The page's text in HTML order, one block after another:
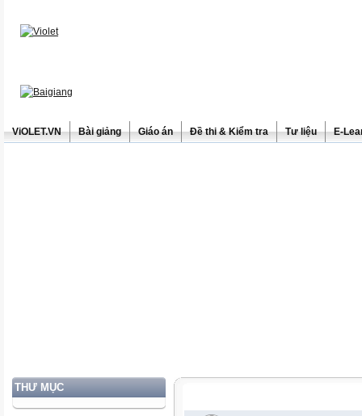
ViOLET.VN Bài giảng Giáo án Đề thi & Kiểm tra Tư liệu E-
THƯ MỤC